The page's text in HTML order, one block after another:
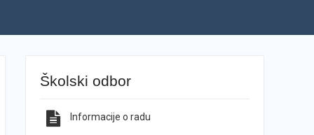
Školski odbor
Informacije o radu